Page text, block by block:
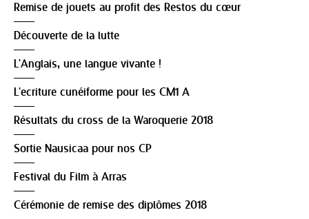
Remise de jouets au profit des Restos du cœur
Découverte de la lutte
L'Anglais, une langue vivante !
L'ecriture cunéiforme pour les CM1 A
Résultats du cross de la Waroquerie 2018
Sortie Nausicaa pour nos CP
Festival du Film à Arras
Cérémonie de remise des diplômes 2018